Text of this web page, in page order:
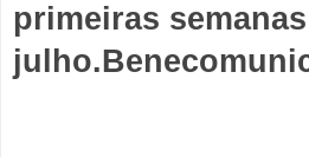
primeiras